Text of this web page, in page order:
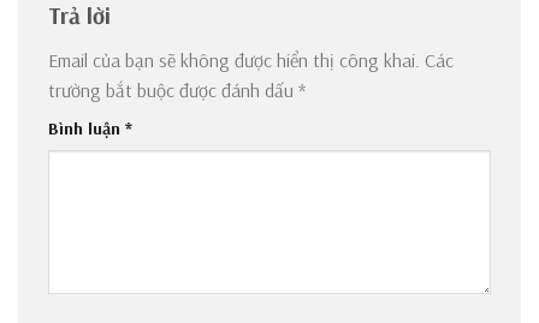
Trả lời
Email của bạn sẽ không được hiển thị công khai. Các
trường bắt buộc được đánh dấu *
Bình luận *